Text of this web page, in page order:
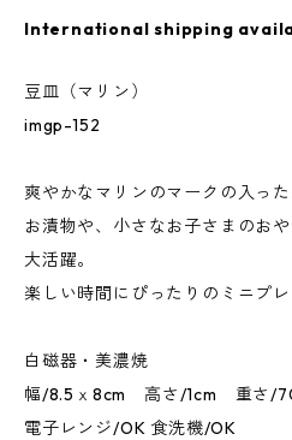
International shipping
豆皿（マリン）
imgp-152
爽やかなマリンのマークの入った
お漬物や、小さなお子さまのお
大活躍。
楽しい時間にぴったりのミニプレ
白磁器・美濃焼
幅/8.5ｘ8cm 高さ/1cm 重さ/
電子レンジ/OK 食洗機/OK